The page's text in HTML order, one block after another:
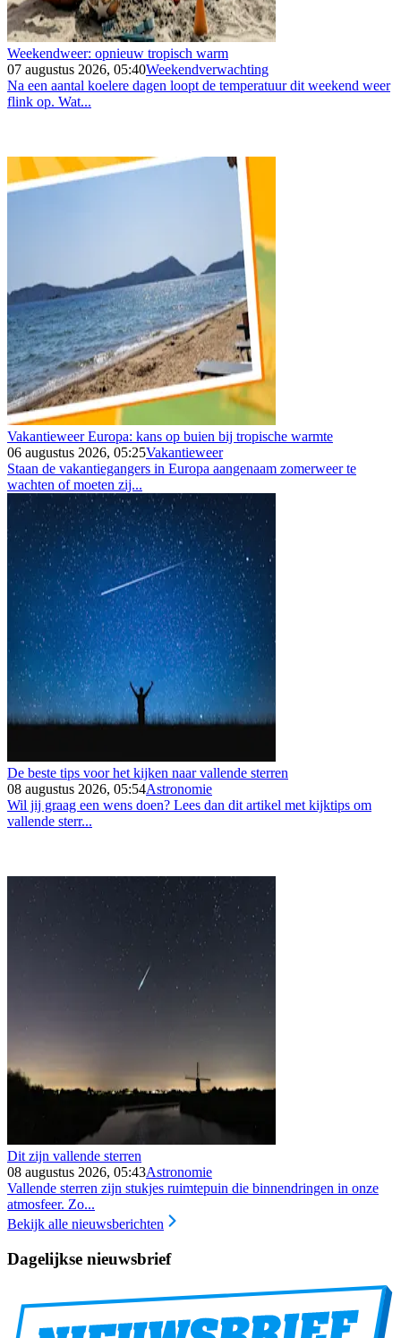
Weekendweer: opnieuw tropisch warm
07 augustus 2026, 05:40Weekendverwachting
Na een aantal koelere dagen loopt de temperatuur dit weekend weer
flink op. Wat...
Vakantieweer Europa: kans op buien bij tropische warmte
06 augustus 2026, 05:25Vakantieweer
Staan de vakantiegangers in Europa aangenaam zomerweer te
wachten of moeten zij...
De beste tips voor het kijken naar vallende sterren
08 augustus 2026, 05:54Astronomie
Wil jij graag een wens doen? Lees dan dit artikel met kijktips om
vallende sterr...
Dit zijn vallende sterren
08 augustus 2026, 05:43Astronomie
Vallende sterren zijn stukjes ruimtepuin die binnendringen in onze
atmosfeer. Zo...
Bekijk alle nieuwsberichten
Dagelijkse nieuwsbrief